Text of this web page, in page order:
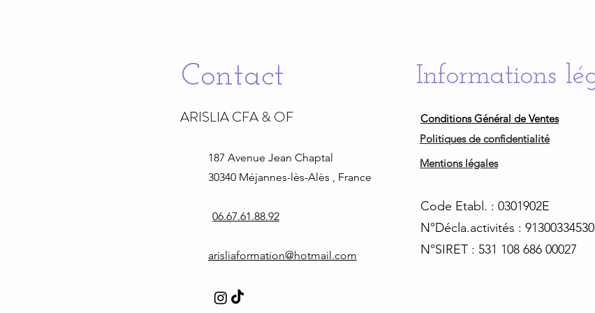
Contact
ARISLIA CFA & OF
Informations
Conditions Général de Ventes
Politiques de confidentialité
187 Avenue Jean Chaptal
30340 Méjannes-lès-Alès , France
Mentions légales
06.67.61.88.92
arisliaformation@hotmail.com
Code Etabl. : 0301902E
N°Décla.activités : 91300334530
N°SIRET : 531 108 686 00027